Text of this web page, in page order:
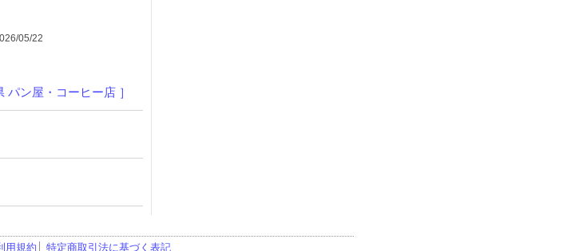
05/22
パン屋・コーヒー店 ］
用規約 特定商取引法に基づく表記